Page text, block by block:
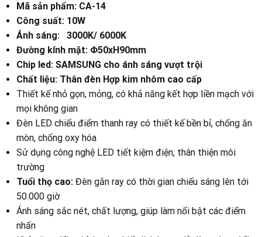
Mã sản phẩm: CA-14
Công suất: 10W
Ánh sáng: 3000K/ 6000K
Đường kính mặt: Φ50xH90mm
Chip led: SAMSUNG cho ánh sáng vượt trội
Chất liệu: Thân đèn Hợp kim nhôm cao cấp
Thiết kế nhỏ gọn, mỏng, có khả năng kết hợp liền mạch với
mọi không gian
Đèn LED chiếu điểm thanh ray có thiết kế bền bỉ, chống ăn
mòn, chống oxy hóa
Sử dụng công nghệ LED tiết kiệm điện, thân thiện môi
trường
Tuổi thọ cao: Đèn gắn ray có thời gian chiếu sáng lên tới
50.000 giờ
Ánh sáng sắc nét, chất lượng, giúp làm nổi bật các điểm
nhấn